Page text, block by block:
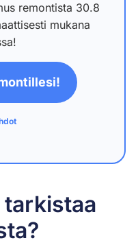
remontista 30.8
mukana